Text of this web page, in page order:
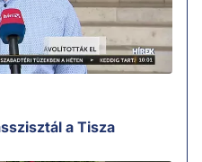
a Tisza